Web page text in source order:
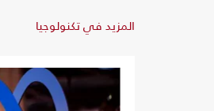
المزيد في تكنولوجيا